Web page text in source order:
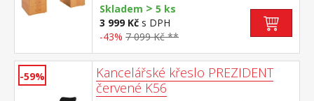
Skladem > 5 ks
3 999 Kč s DPH
-43% 7 099 Kč **
-59%
Kancelářské křeslo PREZIDENT
červené K56